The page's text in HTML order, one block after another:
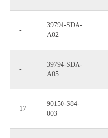
-
39794-SDA-
A02
-
39794-SDA-
A05
17
90150-S84-
003